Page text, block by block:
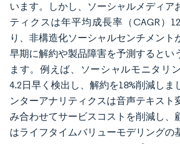
います。しかし、ソーシャルメディア
ティクスは年平均成長率（CAGR）
り、非構造化ソーシャルセンチメント
早期に解約や製品障害を予測するとい
ます。例えば、ソーシャルモニタリ
4.2日早く検出し、解約を18%削減しま
ンターアナリティクスは音声テキスト
み合わせてサービスコストを削減し、
はライフタイムバリューモデリングの